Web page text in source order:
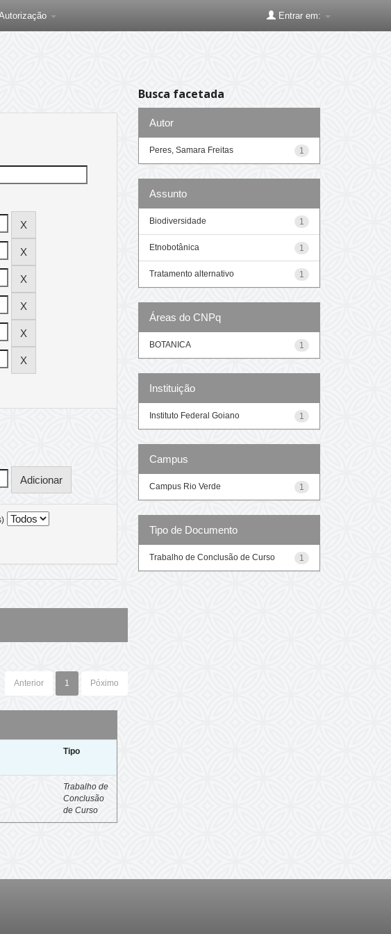
Entrar em:
Anterior 1 Póximo
Tipo
Trabalho de
Conclusão
de Curso
Busca facetada
Autor
1
Peres, Samara Freitas
Assunto
1
Biodiversidade
1
Etnobotânica
1
Tratamento alternativo
Áreas do CNPq
1
BOTANICA
Instituição
1
Instituto Federal Goiano
Campus
1
Campus Rio Verde
Tipo de Documento
1
Trabalho de Conclusão de Curso